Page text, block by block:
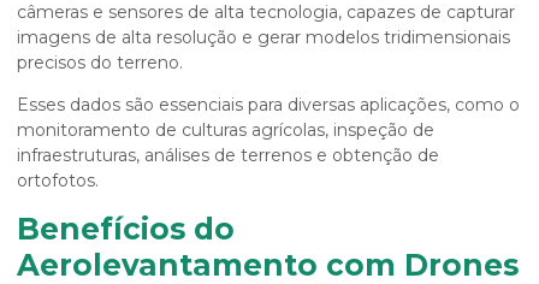
câmeras e sensores de alta tecnologia, capazes de capturar
imagens de alta resolução e gerar modelos tridimensionais
precisos do terreno.
Esses dados são essenciais para diversas aplicações, como o
monitoramento de culturas agrícolas, inspeção de
infraestruturas, análises de terrenos e obtenção de
ortofotos.
Benefícios do
Aerolevantamento com Drones